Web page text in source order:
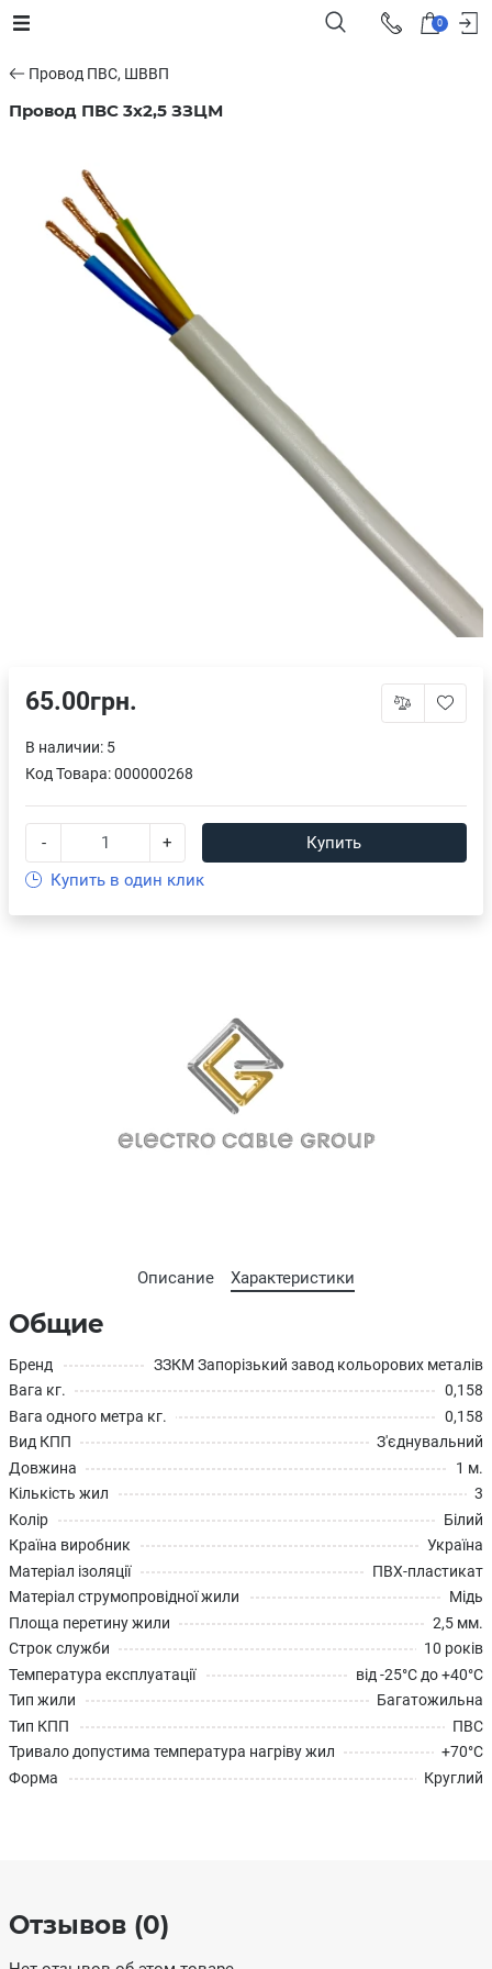
0
Провод ПВС, ШВВП
Провод ПВС 3x2,5 ЗЗЦМ
Описание Характеристики
Общие
Бренд
ЗЗКМ Запорізький завод кольорових металів
Вага кг.
0,158
Вага одного метра кг.
0,158
Вид КПП
З'єднувальний
Довжина
1 м.
Кількість жил
3
Колір
Білий
Країна виробник
Україна
Матеріал ізоляції
ПВХ-пластикат
Матеріал струмопровідної жили
Мідь
Площа перетину жили
2,5 мм.
Строк служби
10 років
Температура експлуатації
від -25°С до +40°С
Тип жили
Багатожильна
Тип КПП
ПВС
Тривало допустима температура нагріву жил
+70°С
Форма
Круглий
65.00грн.
В наличии: 5
Код Товара:000000268
- +
Купить
Купить в один клик
Отзывов (0)